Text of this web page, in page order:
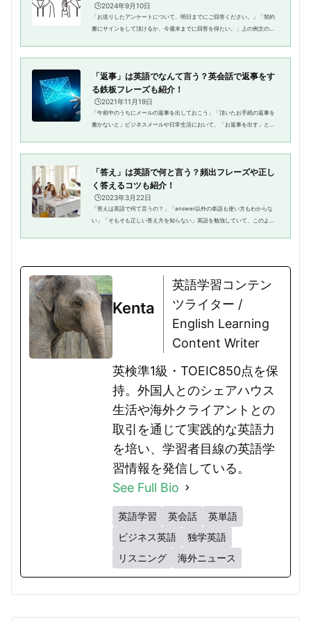
🕒️2024年9月10日
「お送りしたアンケートについて、明日までにご回答ください。」「契約
書にサインをして頂けるか、今週末までに回答を得たい。」上の例文のよ
「返事」は英語でなんて言う？英会話で返事をす
る鉄板フレーズも紹介！
🕒️2021年11月19日
「午前中のうちにメールの返事を出しておこう」「頂いたお手紙の返事を
書かないと」ビジネスメールや日常生活において、「お返事を出す」とい
「答え」は英語で何と言う？頻出フレーズや正し
く答えるコツも紹介！
🕒️2023年3月22日
「答えは英語で何て言うの？」「answer以外の単語も使い方もわからな
い」「そもそも正しい答え方を知らない」英語を勉強していて、このよう
Kenta
英語学習コンテン
ツライター /
English Learning
Content Writer
英検準1級・TOEIC850点を保
持。外国人とのシェアハウス
生活や海外クライアントとの
取引を通じて実践的な英語力
を培い、学習者目線の英語学
習情報を発信している。
See Full Bio
英語学習 英会話
英単語
ビジネス英語
独学英語
リスニング
海外ニュース